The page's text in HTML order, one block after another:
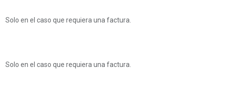
Solo en el caso que requiera una factura.
Solo en el caso que requiera una factura.